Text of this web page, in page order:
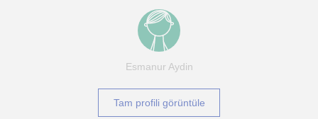
Esmanur Aydin
Tam profili görüntüle